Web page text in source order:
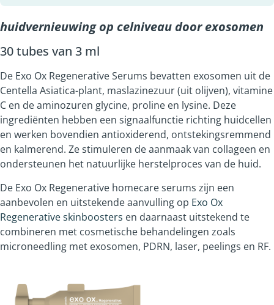
huidvernieuwing op celniveau door exosomen
30 tubes van 3 ml
De Exo Ox Regenerative Serums bevatten exosomen uit de
Centella Asiatica-plant, maslazinezuur(uit olijven), vitamine
C en de aminozuren glycine, proline en lysine. Deze
ingrediënten hebben een signaalfunctie richting huidcellen
en werken bovendien antioxiderend, ontstekingsremmend
en kalmerend. Ze stimuleren de aanmaak van collageen en
ondersteunen het natuurlijke herstelproces van de huid.
De Exo Ox Regenerative homecare serums zijn een
aanbevolen en uitstekende aanvulling op Exo Ox
Regenerative skinboosters en daarnaast uitstekend te
combineren met cosmetische behandelingen zoals
microneedling met exosomen, PDRN, laser, peelings en RF.